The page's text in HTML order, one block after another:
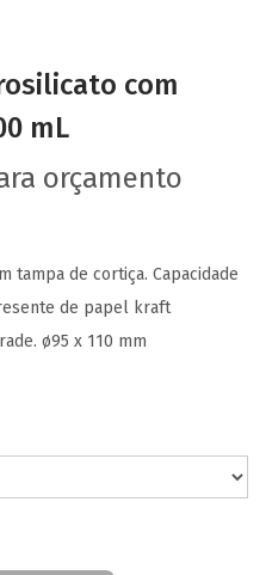
com
mL
orçamento
tampa de cortiça. Capacidade
de papel kraft
ø95 x 110 mm